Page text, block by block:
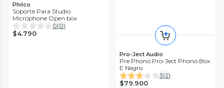
Philco
Soporte Para Studio
Microphone Open box
0(0)
$4.790
Pro-Ject Audio
Pre Phono Pro-Ject Phono Box
E Negro
3(2)
$79.900